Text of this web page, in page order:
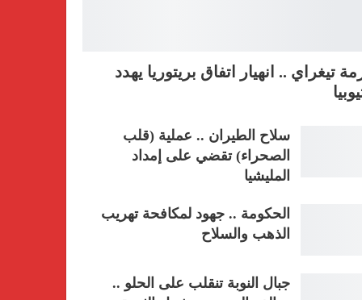
تيغراي .. انهيار اتفاق بريتوريا يهدد
سلاح الطيران .. عملية (قلب
الصحراء) تقضي على إمداد
المليشيا
الحكومة .. جهود لمكافحة تهريب
الذهب والسلاح
جبال النوبة تنقلب على الحلو ..